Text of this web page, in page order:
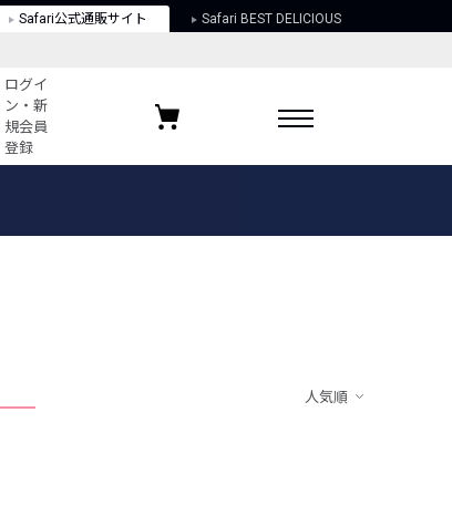
Safari公式通販サイト Safari BEST DELICIOUS
ログイ
ン・新
規会員
登録
お気に入りブランド
人気順